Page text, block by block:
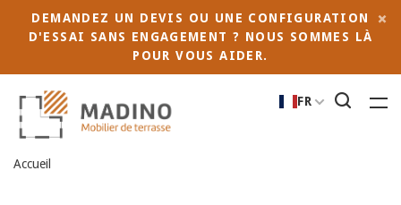
DEMANDEZ UN DEVIS OU UNE CONFIGURATION
D'ESSAI SANS ENGAGEMENT ? NOUS SOMMES LÀ
POUR VOUS AIDER.
FR
Accueil